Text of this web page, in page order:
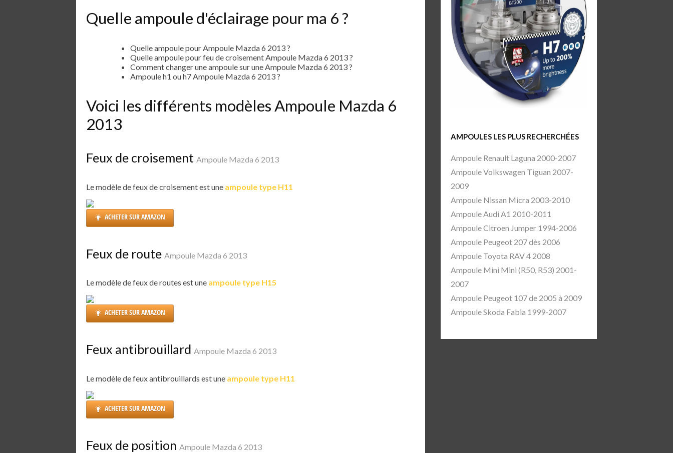
Quelle ampoule d'éclairage pour ma 6 ?
Quelle ampoule pour Ampoule Mazda 6 2013 ?
Quelle ampoule pour feu de croisement Ampoule Mazda 6 2013 ?
Comment changer une ampoule sur une Ampoule Mazda 6 2013 ?
Ampoule h1 ou h7 Ampoule Mazda 6 2013 ?
Voici les différents modèles Ampoule Mazda 6
2013
Feux de croisement Ampoule Mazda 6 2013
Le modèle de feux de croisement est une ampoule type H11
ACHETER SUR AMAZON
Feux de route Ampoule Mazda 6 2013
Le modèle de feux de routes est une ampoule type H15
ACHETER SUR AMAZON
Feux antibrouillard Ampoule Mazda 6 2013
Le modèle de feux antibrouillards est une ampoule type H11
ACHETER SUR AMAZON
Feux de position Ampoule Mazda 6 2013
AMPOULES LES PLUS RECHERCHÉES
Ampoule Renault Laguna 2000-2007
Ampoule Volkswagen Tiguan 2007-
2009
Ampoule Nissan Micra 2003-2010
Ampoule Audi A1 2010-2011
Ampoule Citroen Jumper 1994-2006
Ampoule Peugeot 207 dès 2006
Ampoule Toyota RAV 4 2008
Ampoule Mini Mini (R50, R53) 2001-
2007
Ampoule Peugeot 107 de 2005 à 2009
Ampoule Skoda Fabia 1999-2007